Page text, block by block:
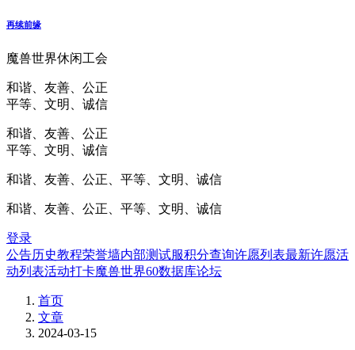
再续前缘
魔兽世界休闲工会
和谐、友善、公正
平等、文明、诚信
和谐、友善、公正
平等、文明、诚信
和谐、友善、公正、平等、文明、诚信
和谐、友善、公正、平等、文明、诚信
登录
公告历史教程荣誉墙内部测试服积分查询许愿列表最新许愿活
动列表活动打卡魔兽世界60数据库论坛
首页
文章
2024-03-15